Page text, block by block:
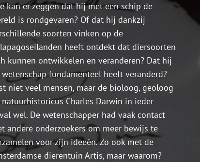
kan er zeggen dat hij met een schip de
is rondgevaren? Of dat hij dankzij
soorten vinken op de
heeft ontdekt dat diersoorten
kunnen ontwikkelen en veranderen? Dat hij
wetenschap fundamenteel heeft veranderd?
niet veel mensen, maar de bioloog, geoloog
natuurhistoricus Charles Darwin in ieder
wel. De wetenschapper had vaak contact
andere onderzoekers om meer bewijs te
voor zijn ideeën. Zo ook met de
dierentuin Artis, maar waarom?